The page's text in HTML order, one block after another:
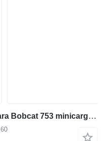
6706215 unidad de control para Bobcat 753 minicargadora